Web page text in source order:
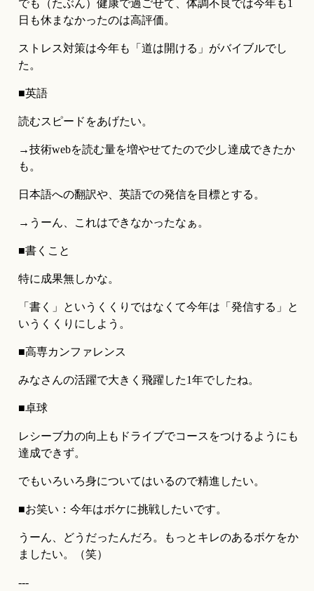
でも（たぶん）健康で過ごせて、体調不良では今年も1
日も休まなかったのは高評価。
ストレス対策は今年も「道は開ける」がバイブルでし
た。
■英語
読むスピードをあげたい。
→技術webを読む量を増やせてたので少し達成できたか
も。
日本語への翻訳や、英語での発信を目標とする。
→うーん、これはできなかったなぁ。
■書くこと
特に成果無しかな。
「書く」というくくりではなくて今年は「発信する」と
いうくくりにしよう。
■高専カンファレンス
みなさんの活躍で大きく飛躍した1年でしたね。
■卓球
レシーブ力の向上もドライブでコースをつけるようにも
達成できず。
でもいろいろ身についてはいるので精進したい。
■お笑い：今年はボケに挑戦したいです。
うーん、どうだったんだろ。もっとキレのあるボケをか
ましたい。（笑）
---